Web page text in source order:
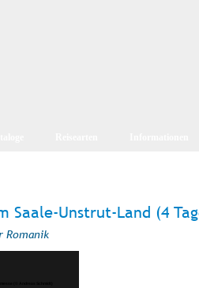
Saale-Unstrut-Land (4
Romanik